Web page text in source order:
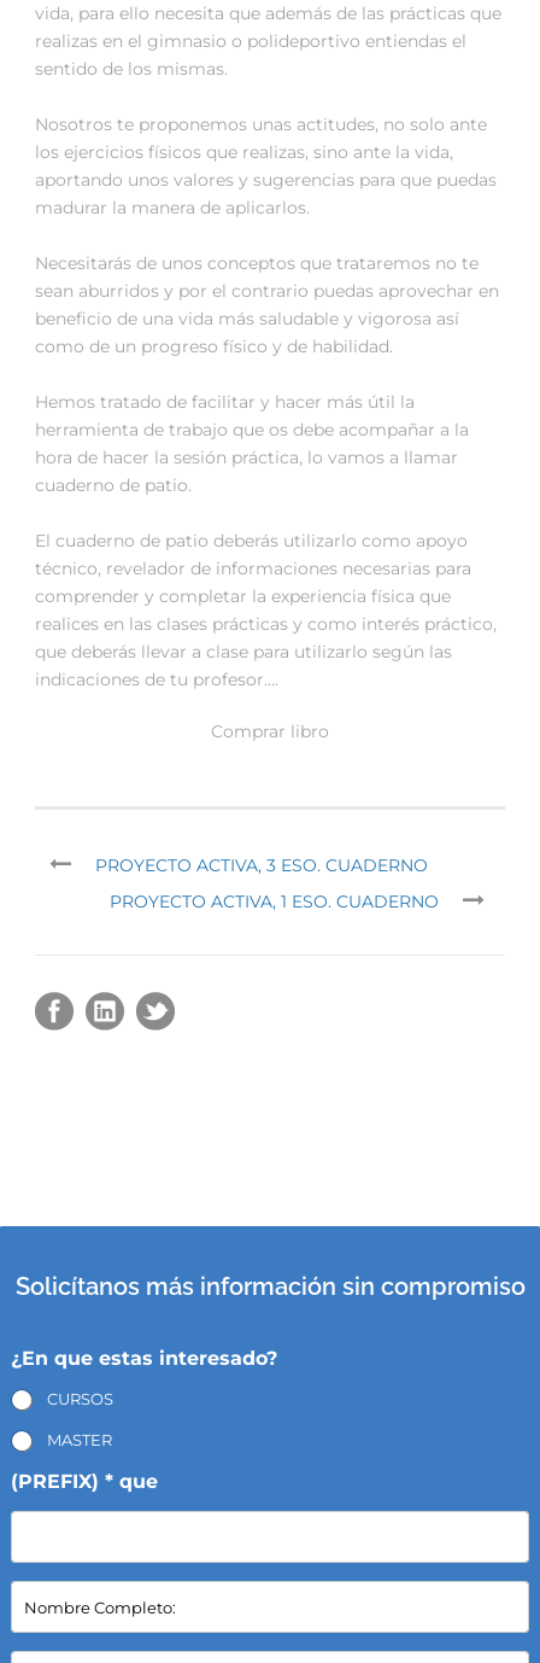
vida, para ello necesita que además de las prácticas que
realizas en el gimnasio o polideportivo entiendas el
sentido de los mismas.
Nosotros te proponemos unas actitudes, no solo ante
los ejercicios físicos que realizas, sino ante la vida,
aportando unos valores y sugerencias para que puedas
madurar la manera de aplicarlos.
Necesitarás de unos conceptos que trataremos no te
sean aburridos y por el contrario puedas aprovechar en
beneficio de una vida más saludable y vigorosa así
como de un progreso físico y de habilidad.
Hemos tratado de facilitar y hacer más útil la
herramienta de trabajo que os debe acompañar a la
hora de hacer la sesión práctica, lo vamos a llamar
cuaderno de patio.
El cuaderno de patio deberás utilizarlo como apoyo
técnico, revelador de informaciones necesarias para
comprender y completar la experiencia física que
realices en las clases prácticas y como interés práctico,
que deberás llevar a clase para utilizarlo según las
indicaciones de tu profesor….
Comprar libro
PROYECTO ACTIVA, 3 ESO. CUADERNO
PROYECTO ACTIVA, 1 ESO. CUADERNO
Solicítanos más información sin compromiso
¿En que estas interesado?
CURSOS
MASTER
(PREFIX) * que
N
m